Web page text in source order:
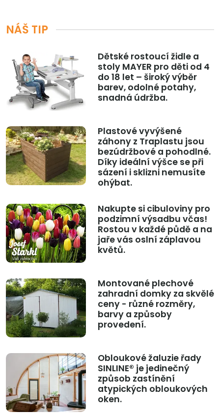
NÁŠ TIP
Dětské rostoucí židle a
stoly MAYER pro děti od 4
do 18 let – široký výběr
barev, odolné potahy,
snadná údržba.
Plastové vyvýšené
záhony z Traplastu jsou
bezúdržbové a pohodlné.
Díky ideální výšce se při
sázení i sklizni nemusíte
ohýbat.
Nakupte si cibuloviny pro
podzimní výsadbu včas!
Rostou v každé půdě a na
jaře vás oslní záplavou
květů.
Montované plechové
zahradní domky za skvělé
ceny - různé rozměry,
barvy a způsoby
provedení.
Obloukové žaluzie řady
SINLINE® je jedinečný
způsob zastínění
atypických obloukových
oken.